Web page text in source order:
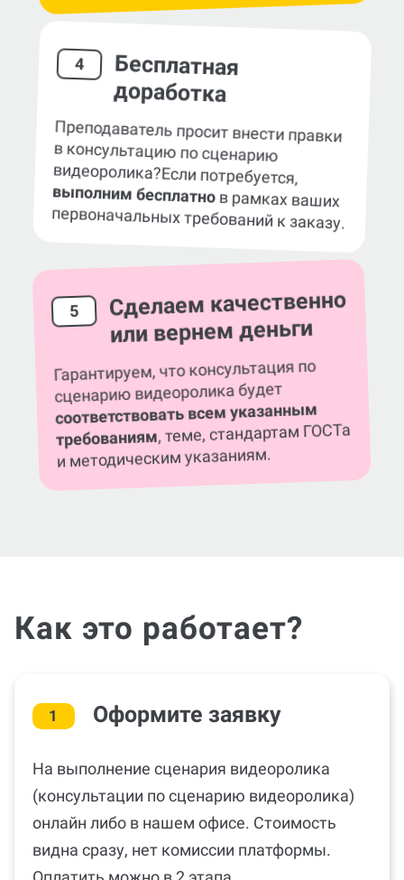
4 Бесплатная
доработка
Преподаватель просит внести правки
в консультацию по cценарию
видеоролика?Если потребуется,
выполним бесплатнов рамках ваших
первоначальных требований к заказу.
5 Сделаем качественно
или вернем деньги
Гарантируем, что консультация по
cценарию видеоролика будет
соответствовать всем указанным
требованиям, теме, стандартам ГОСТа
и методическим указаниям.
Как это работает?
1 Оформите заявку
На выполнение cценария видеоролика
(консультации по cценарию видеоролика)
онлайн либо в нашем офисе. Стоимость
видна сразу, нет комиссии платформы.